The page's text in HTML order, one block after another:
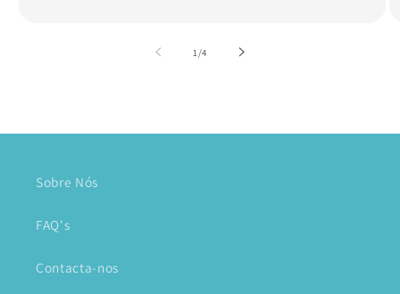
1 /de
4
Sobre Nós
FAQ's
Contacta-nos